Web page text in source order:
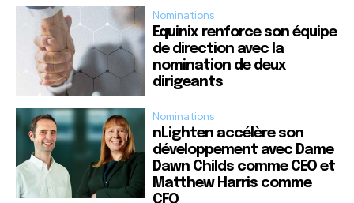
Nominations
Equinix renforce son équipe
de direction avec la
nomination de deux
dirigeants
Nominations
nLighten accélère son
développement avec Dame
Dawn Childs comme CEO et
Matthew Harris comme
CFO